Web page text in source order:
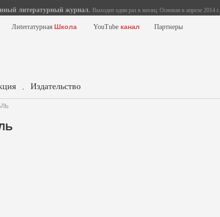
литературный журнал. Выходит один раз в месяц. Основан в апреле 2014 г.
Лиterraтурная Школа YouTube канал Партнеры
. Издательство